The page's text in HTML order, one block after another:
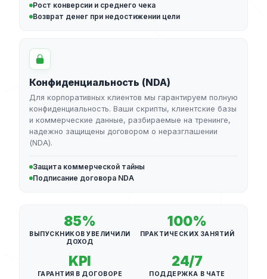
Рост конверсии и среднего чека
Возврат денег при недостижении цели
Конфиденциальность (NDA)
Для корпоративных клиентов мы гарантируем полную
конфиденциальность. Ваши скрипты, клиентские базы
и коммерческие данные, разбираемые на тренинге,
надежно защищены договором о неразглашении
(NDA).
Защита коммерческой тайны
Подписание договора NDA
85%
ВЫПУСКНИКОВ УВЕЛИЧИЛИ
ДОХОД
100%
ПРАКТИЧЕСКИХ ЗАНЯТИЙ
KPI
ГАРАНТИЯ В ДОГОВОРЕ
24/7
ПОДДЕРЖКА В ЧАТЕ